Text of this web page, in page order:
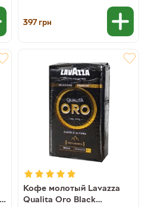
397грн
Кофе молотый Lavazza
Qualita Oro Black